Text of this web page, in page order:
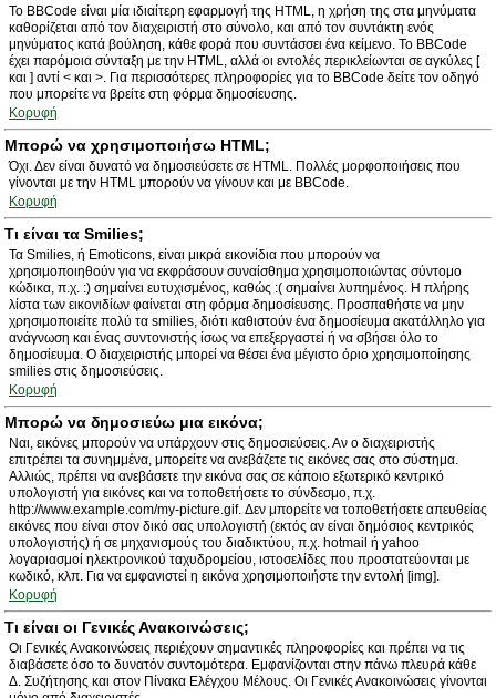
Το BBCode είναι μία ιδιαίτερη εφαρμογή της HTML, η χρήση της στα μηνύματα
καθορίζεται από τον διαχειριστή στο σύνολο, και από τον συντάκτη ενός
μηνύματος κατά βούληση, κάθε φορά που συντάσσει ένα κείμενο. Το BBCode
έχει παρόμοια σύνταξη με την HTML, αλλά οι εντολές περικλείωνται σε αγκύλες [
και ] αντί < και >. Για περισσότερες πληροφορίες για το BBCode δείτε τον οδηγό
που μπορείτε να βρείτε στη φόρμα δημοσίευσης.
Κορυφή
Μπορώ να χρησιμοποιήσω HTML;
Όχι. Δεν είναι δυνατό να δημοσιεύσετε σε HTML. Πολλές μορφοποιήσεις που
γίνονται με την HTML μπορούν να γίνουν και με BBCode.
Κορυφή
Τι είναι τα Smilies;
Τα Smilies, ή Emoticons, είναι μικρά εικονίδια που μπορούν να
χρησιμοποιηθούν για να εκφράσουν συναίσθημα χρησιμοποιώντας σύντομο
κώδικα, π.χ. :) σημαίνει ευτυχισμένος, καθώς :( σημαίνει λυπημένος. Η πλήρης
λίστα των εικονιδίων φαίνεται στη φόρμα δημοσίευσης. Προσπαθήστε να μην
χρησιμοποιείτε πολύ τα smilies, διότι καθιστούν ένα δημοσίευμα ακατάλληλο για
ανάγνωση και ένας συντονιστής ίσως να επεξεργαστεί ή να σβήσει όλο το
δημοσίευμα. Ο διαχειριστής μπορεί να θέσει ένα μέγιστο όριο χρησιμοποίησης
smilies στις δημοσιεύσεις.
Κορυφή
Μπορώ να δημοσιεύω μια εικόνα;
Ναι, εικόνες μπορούν να υπάρχουν στις δημοσιεύσεις. Αν ο διαχειριστής
επιτρέπει τα συνημμένα, μπορείτε να ανεβάζετε τις εικόνες σας στο σύστημα.
Αλλιώς, πρέπει να ανεβάσετε την εικόνα σας σε κάποιο εξωτερικό κεντρικό
υπολογιστή για εικόνες και να τοποθετήσετε το σύνδεσμο, π.χ.
http://www.example.com/my-picture.gif. Δεν μπορείτε να τοποθετήσετε απευθείας
εικόνες που είναι στον δικό σας υπολογιστή (εκτός αν είναι δημόσιος κεντρικός
υπολογιστής) ή σε μηχανισμούς του διαδικτύου, π.χ. hotmail ή yahoo
λογαριασμοί ηλεκτρονικού ταχυδρομείου, ιστοσελίδες που προστατεύονται με
κωδικό, κλπ. Για να εμφανιστεί η εικόνα χρησιμοποιήστε την εντολή [img].
Κορυφή
Τι είναι οι Γενικές Ανακοινώσεις;
Οι Γενικές Ανακοινώσεις περιέχουν σημαντικές πληροφορίες και πρέπει να τις
διαβάσετε όσο το δυνατόν συντομότερα. Εμφανίζονται στην πάνω πλευρά κάθε
Δ. Συζήτησης και στον Πίνακα Ελέγχου Μέλους. Οι Γενικές Ανακοινώσεις γίνονται